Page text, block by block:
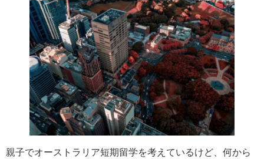
親子でオーストラリア短期留学を考えているけど、何から